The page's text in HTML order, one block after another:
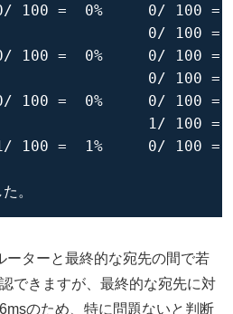
100 =  0%     0/ 100 =
0/ 100 =
100 =  0%     0/ 100 =
0/ 100 =
100 =  0%     0/ 100 =
1/ 100 =
=  1%     0/ 100 =
。
ーターと最終的な宛先の間で若
できますが、最終的な宛先に対
のため、特に問題ないと判断